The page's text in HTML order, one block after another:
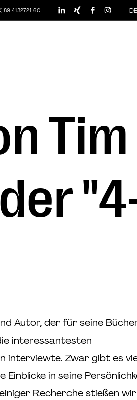
89 4132721 60 DE
Autor, der für seine
interessantesten
interviewte. Zwar gibt es
in seine
Recherche stießen wir